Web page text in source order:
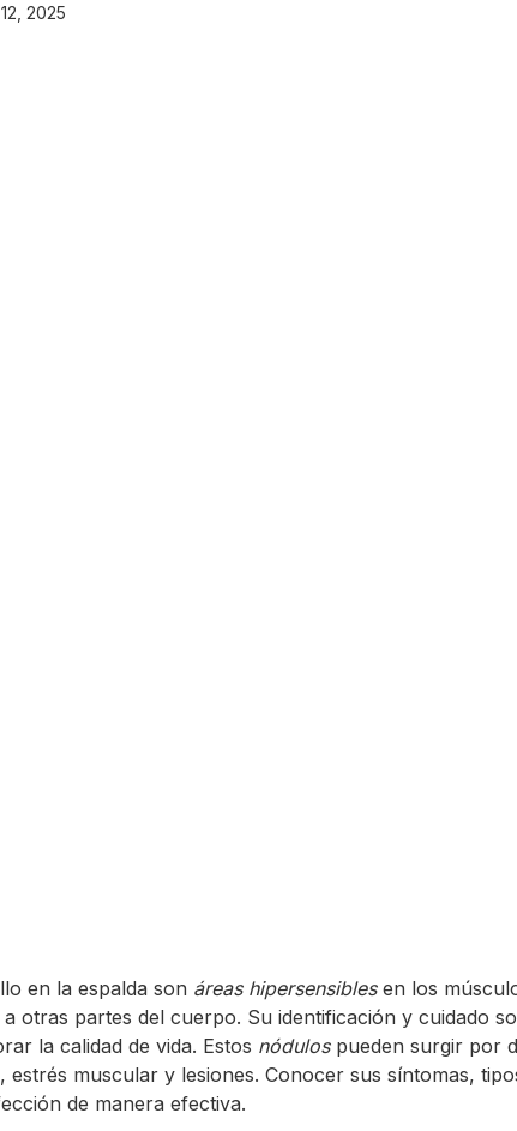
2025
en la espalda son áreas hipersensiblesen los
otras partes del cuerpo. Su identificación y cuidado
la calidad de vida. Estos nódulos pueden surgir por
estrés muscular y lesiones. Conocer sus síntomas,
de manera efectiva.